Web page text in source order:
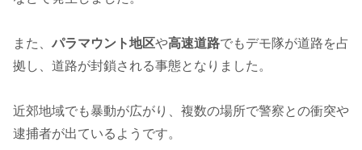
また、 パラマウント地区や高速道路でもデモ隊が道路を占
拠し、道路が封鎖される事態となりました。
近郊地域でも暴動が広がり、複数の場所で警察との衝突や
逮捕者が出ているようです。